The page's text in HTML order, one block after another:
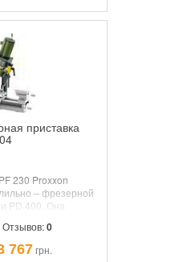
приставка
230 Proxxon
– фрезерной
PD 400 . Она
Отзывов:0
767грн.